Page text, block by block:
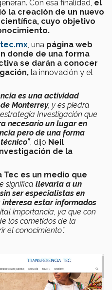
Con esa finalidad, el
la creación de un nuevo
cuyo objetivo
, una página web
donde de una forma
se darán a conocer
la innovación y el
es una actividad
Monterrey, y es piedra
Investigación que
necesario un lugar en
pero de una forma
, dijo Neil
de la
Tec es un medio que
significa llevarla a un
ser especialistas en
estar informados
importancia, ya que con
los cometidos de la
el conocimiento”.